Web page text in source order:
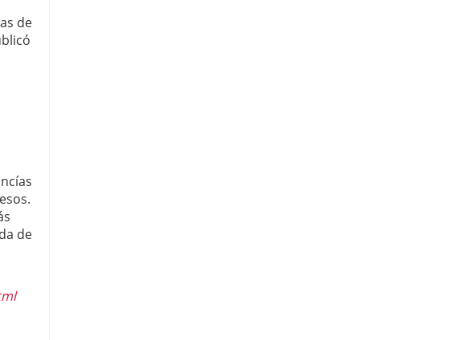
de
de